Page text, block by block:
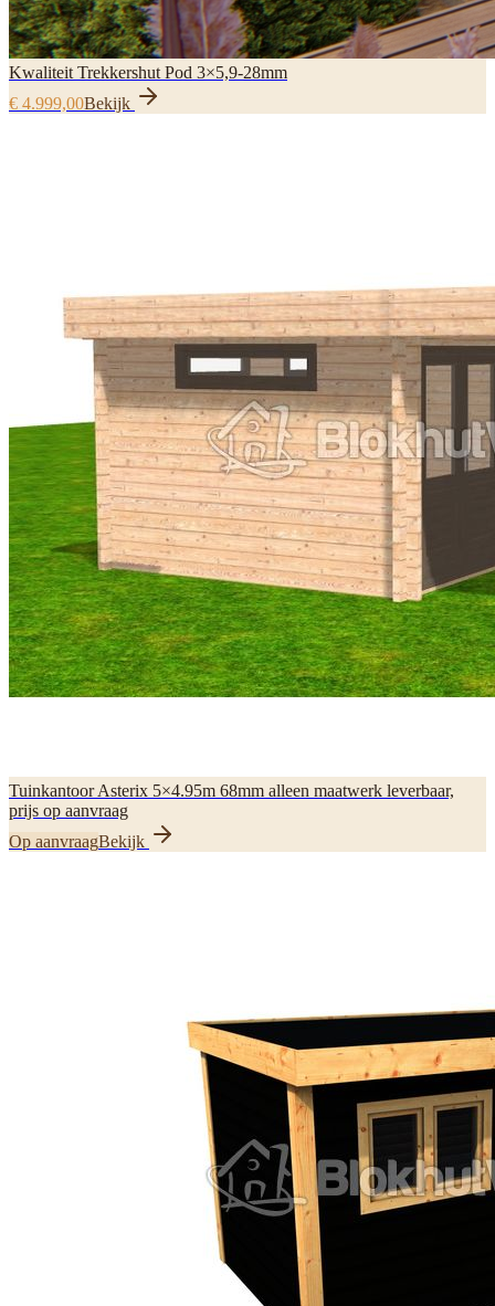
Kwaliteit Trekkershut Pod 3×5,9-28mm
€ 4.999,00Bekijk
Tuinkantoor Asterix 5×4.95m 68mm alleen maatwerk leverbaar,
prijs op aanvraag
Op aanvraagBekijk